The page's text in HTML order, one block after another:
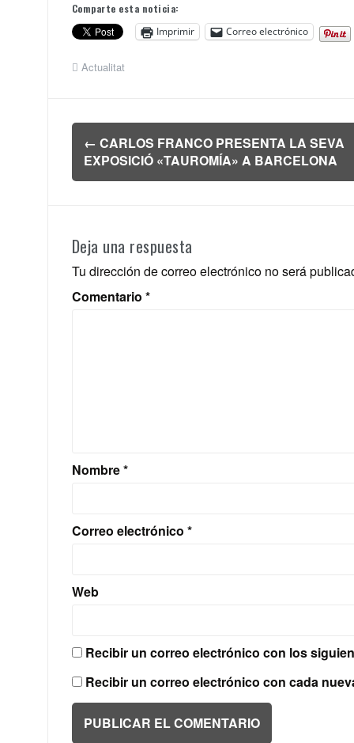
Comparte esta noticia:
Imprimir
Correo electrónico
Actualitat
Navegación
de
entradas
← CARLOS FRANCO PRESENTA LA SEVA
EXPOSICIÓ «TAUROMÍA» A BARCELONA
Deja una respuesta
Tu dirección de correo electrónico no será
Comentario *
Nombre*
Correo electrónico *
Web
Recibir un correo electrónico con los
Recibir un correo electrónico con cada